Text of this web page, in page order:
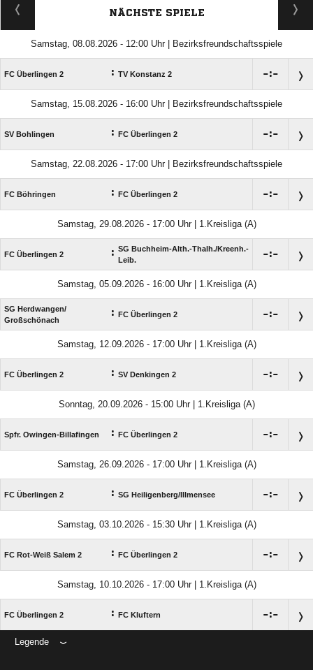
NÄCHSTE SPIELE
Samstag, 08.08.2026 - 12:00 Uhr | Bezirksfreundschaftsspiele
FC Überlingen 2 : TV Konstanz 2 :
Samstag, 15.08.2026 - 16:00 Uhr | Bezirksfreundschaftsspiele
SV Bohlingen : FC Überlingen 2 :
Samstag, 22.08.2026 - 17:00 Uhr | Bezirksfreundschaftsspiele
FC Böhringen : FC Überlingen 2 :
Samstag, 29.08.2026 - 17:00 Uhr | 1.Kreisliga (A)
FC Überlingen 2 : SG Buchheim-Alth.-Thalh./​Kreenh.-
Leib.
:
Samstag, 05.09.2026 - 16:00 Uhr | 1.Kreisliga (A)
SG Herdwangen/​
Großschönach
: FC Überlingen 2 :
Samstag, 12.09.2026 - 17:00 Uhr | 1.Kreisliga (A)
FC Überlingen 2 : SV Denkingen 2 :
Sonntag, 20.09.2026 - 15:00 Uhr | 1.Kreisliga (A)
Spfr. Owingen-Billafingen : FC Überlingen 2 :
Samstag, 26.09.2026 - 17:00 Uhr | 1.Kreisliga (A)
FC Überlingen 2 : SG Heiligenberg/​Illmensee :
Samstag, 03.10.2026 - 15:30 Uhr | 1.Kreisliga (A)
FC Rot-Weiß Salem 2 : FC Überlingen 2 :
Samstag, 10.10.2026 - 17:00 Uhr | 1.Kreisliga (A)
FC Überlingen 2 : FC Kluftern :
Legende